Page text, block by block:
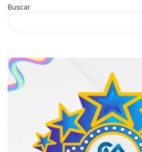
Buscar